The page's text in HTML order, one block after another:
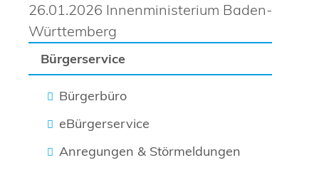
Bürgerservice
Bürgerbüro
eBürgerservice
Anregungen & Störmeldungen
26.01.2026 Innenministerium Baden-
Württemberg